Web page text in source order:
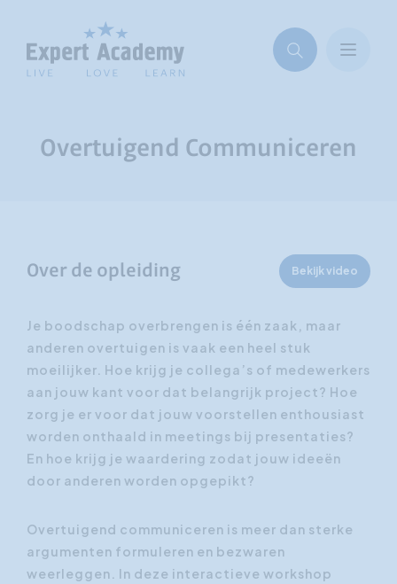
Overtuigend Communiceren
Over de opleiding Bekijk video
Je boodschap overbrengen is één zaak, maar
anderen overtuigen is vaak een heel stuk
moeilijker. Hoe krijg je collega’s of medewerkers
aan jouw kant voor dat belangrijk project? Hoe
zorg je er voor dat jouw voorstellen enthousiast
worden onthaald in meetings bij presentaties?
En hoe krijg je waardering zodat jouw ideeën
door anderen worden opgepikt?
Overtuigend communiceren is meer dan sterke
argumenten formuleren en bezwaren
weerleggen. In deze interactieve workshop